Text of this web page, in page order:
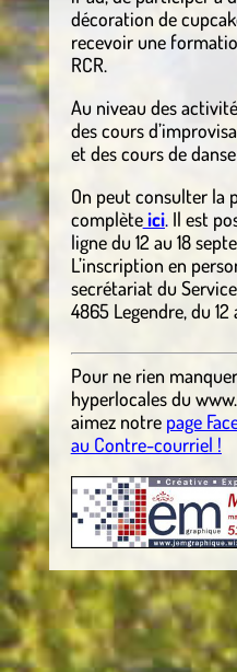
décoration de
recevoir une
RCR.
Au niveau des
des cours
et des cours de
On peut consulter la
complèteici.Il est
ligne du 12 au 18
L’inscription en
secrétariat du
4865 Legendre, du 12
Pour ne rien
hyperlocales du
aimez notre page
au Contre-courriel !